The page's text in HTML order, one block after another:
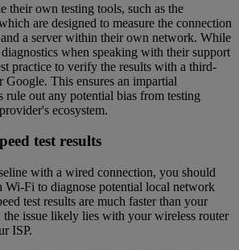
their own testing tools, such as the
are designed to measure the connection
a server within their own network. While
when speaking with their support
practice to verify the results with a third-
This ensures an impartial
rule out any potential bias from testing
ecosystem.
test results
with a wired connection, you should
Wi-Fi to diagnose potential local network
test results are much faster than your
the issue likely lies with your wireless router
ISP.